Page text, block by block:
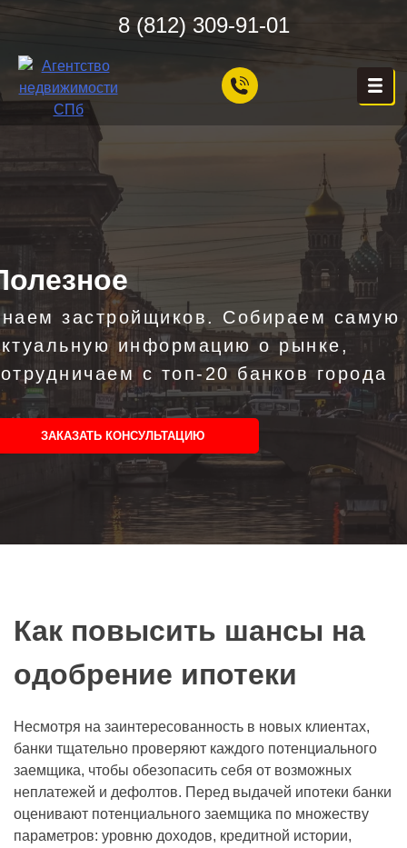
content
8 (812) 309-91-01
ЦЕХ НЕДВИЖИМОСТИ
Агентство Недвижимости в
Санкт-Петербурге — Цех
Продажа, Аренда квартир
в СПб — Бесплатная
консультация!
застройщиков. Собираем самую
информацию о рынке,
с топ-20 банков города
ЗАКАЗАТЬ КОНСУЛЬТАЦИЮ
Как повысить шансы на
одобрение ипотеки
Несмотря на заинтересованность в новых клиентах,
банки тщательно проверяют каждого потенциального
заемщика, чтобы обезопасить себя от возможных
неплатежей и дефолтов. Перед выдачей ипотеки банки
оценивают потенциального заемщика по множеству
параметров: уровню доходов, кредитной истории,